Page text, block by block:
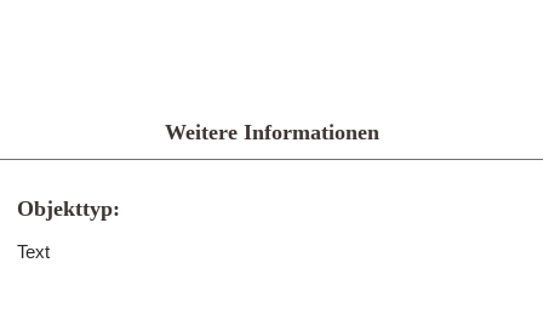
Weitere Informationen
Objekttyp:
Text